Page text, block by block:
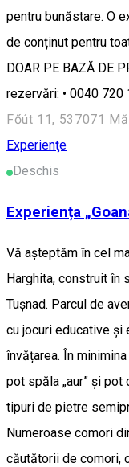
pentru bunăstare. O
de conținut pentru
DOAR PE BAZĂ DE
rezervări: • 0040 720
Főút 11, 537071
Experienţe
Deschis
Experiența
Vă așteptăm în cel
Harghita, construit în
Tușnad. Parcul de
cu jocuri educative și
învățarea. În
pot spăla „aur” și
tipuri de pietre
Numeroase comori
căutătorii de comori,